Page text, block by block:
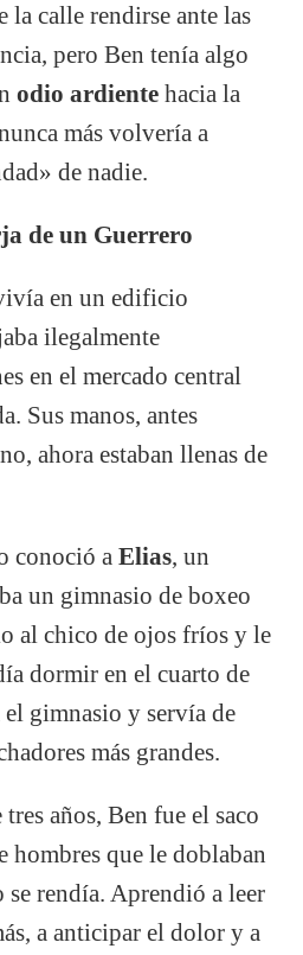
la calle rendirse ante las
pero Ben tenía algo
odio ardiente hacia la
más volvería a
de nadie.
de un Guerrero
en un edificio
ilegalmente
en el mercado central
Sus manos, antes
ahora estaban llenas de
conoció aElias, un
un gimnasio de boxeo
al chico de ojos fríos y le
dormir en el cuarto de
gimnasio y servía de
más grandes.
años, Ben fue el saco
hombres que le doblaban
se rendía. Aprendió a leer
a anticipar el dolor y a